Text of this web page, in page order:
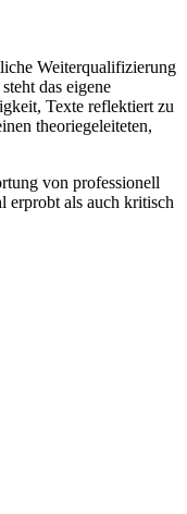
Weiterqualifizierung
das eigene
Texte reflektiert zu
theoriegeleiteten,
von professionell
erprobt als auch kritisch